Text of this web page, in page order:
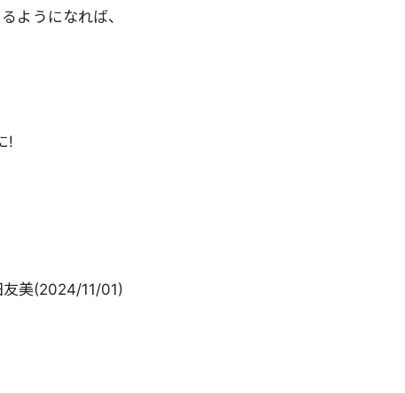
ようになれば、
!
友美(2024/11/01)